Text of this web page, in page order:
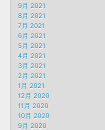
9月 2021
8月 2021
7月 2021
6月 2021
5月 2021
4月 2021
3月 2021
2月 2021
1月 2021
12月 2020
11月 2020
10月 2020
9月 2020